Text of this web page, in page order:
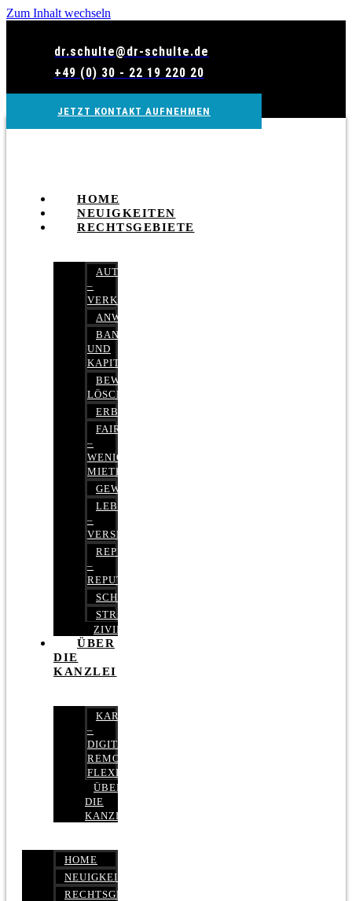
Zum Inhalt wechseln
dr.schulte@dr-schulte.de
+49 (0) 30 - 22 19 220 20
JETZT KONTAKT AUFNEHMEN
HOME
NEUIGKEITEN
RECHTSGEBIETE
AUTOBETRUG
–
VERKEHRSRECHT
ANWALTSHAFTUNGSRECHT
BANK-
UND
KAPITALMARKTRECHT
BEWERTUNGEN
LÖSCHEN
ERBRECHT
FAIRMIETEN
–
WENIGER
MIETE
GEWERBERECHT
LEBENSVERSICHERUNG
–
VERSICHERUNGSRECHT
REPUTATIONSRECHT
–
REPUTATIONSMANAGEMENT
SCHUFARECHT
STRAFRECHT
ZIVILRECHT
ÜBER
DIE
KANZLEI
KARRIERE
–
DIGITAL,
REMOTE,
FLEXIBEL
ÜBER
DIE
KANZLEI
HOME
NEUIGKEITEN
RECHTSGEBIETE